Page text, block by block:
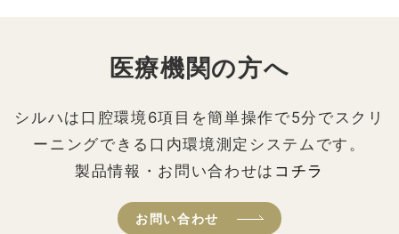
医療機関の方へ
シルハは口腔環境6項目を簡単操作で5分でスクリ
ーニングできる口内環境測定システムです。
製品情報・お問い合わせは コチラ
お問い合わせ